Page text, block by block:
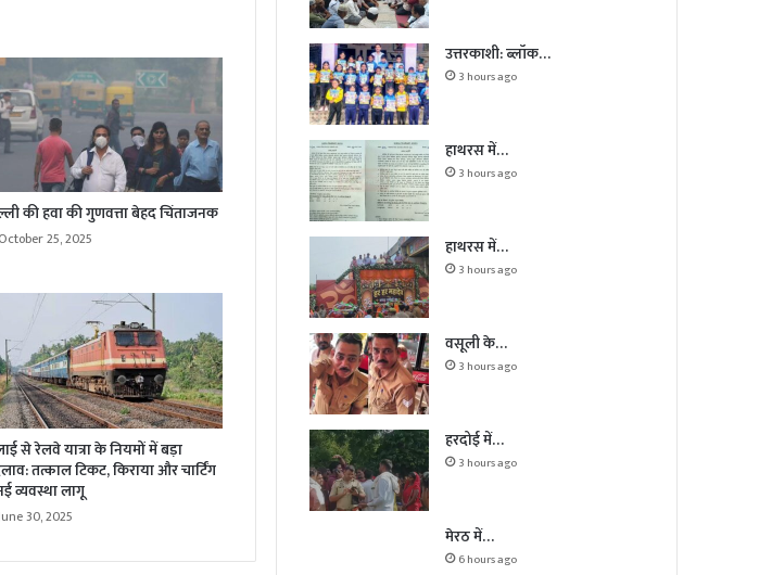
की हवा की गुणवत्ता बेहद चिंताजनक
October 25, 2025
से रेलवे यात्रा के नियमों में बड़ा
तत्काल टिकट, किराया और चार्टिंग
व्यवस्था लागू
30, 2025
उत्तरकाशी: ब्लॉक…
3 hours ago
हाथरस में…
3 hours ago
हाथरस में…
3 hours ago
वसूली के…
3 hours ago
हरदोई में…
3 hours ago
मेरठ में…
6 hours ago